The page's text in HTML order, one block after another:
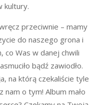
kultury.
przeciwnie – mamy
do naszego grona i
co Was w danej chwili
bądź zawiodło.
na którą czekaliście tyle
nam o tym! Album mało